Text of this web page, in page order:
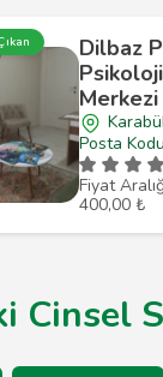
Dilbaz
Merkezi
Posta
Fiyat
400,00 ₺
Cinsel